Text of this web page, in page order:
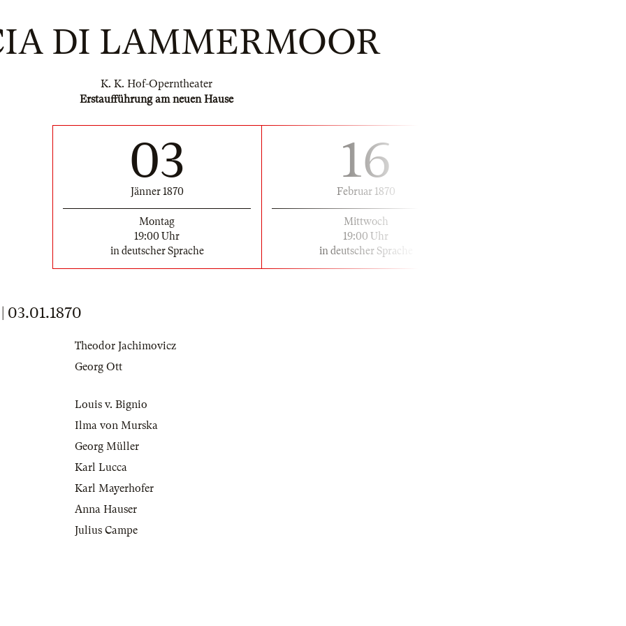
DI LAMMERMOOR
K. K. Hof-Operntheater
Erstaufführung am neuen Hause
03
Jänner 1870
Montag
19:00 Uhr
in deutscher Sprache
16
Februar 1870
Mittwoch
19:00 Uhr
in deutscher Sprache
03.01.1870
Theodor Jachimovicz
Georg Ott
Louis v. Bignio
Ilma von Murska
Georg Müller
Karl Lucca
Karl Mayerhofer
Anna Hauser
Julius Campe